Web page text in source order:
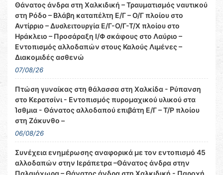
Θάνατος άνδρα στη Χαλκιδική – Τραυματισμός ναυτικού
στη Ρόδο – Βλάβη καταπέλτη Ε/Γ – Ο/Γ πλοίου στο
Αντίρριο – Δυσλειτουργία Ε/Γ-Ο/Γ-Τ/Χ πλοίου στο
Ηράκλειο – Προσάραξη Ι/Φ σκάφους στο Λαύριο –
Εντοπισμός αλλοδαπών στους Καλούς Λιμένες –
Διακομιδές ασθενώ
07/08/26
Πτώση γυναίκας στη θάλασσα στη Χαλκίδα - Ρύπανση
στο Κερατσίνι - Εντοπισμός πυρομαχικού υλικού στα
Ίσθμια - Θάνατος αλλοδαπού επιβάτη Ε/Γ – Τ/Ρ πλοίου
στη Ζάκυνθο –
06/08/26
Συνέχεια ενημέρωσης αναφορικά με τον εντοπισμό 45
αλλοδαπών στην Ιεράπετρα –Θάνατος άνδρα στην